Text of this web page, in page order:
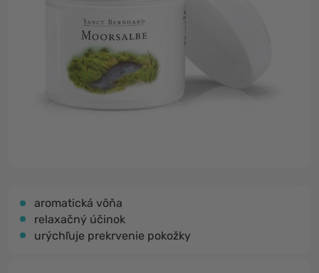
aromatická vôňa
relaxačný účinok
urýchľuje prekrvenie pokožky